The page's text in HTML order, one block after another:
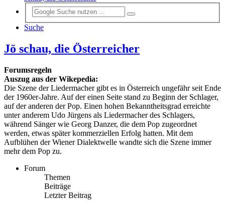
Suche
Jö schau, die Österreicher
Forumsregeln
Auszug aus der Wikepedia:
Die Szene der Liedermacher gibt es in Österreich ungefähr seit Ende
der 1960er-Jahre. Auf der einen Seite stand zu Beginn der Schlager,
auf der anderen der Pop. Einen hohen Bekanntheitsgrad erreichte
unter anderem Udo Jürgens als Liedermacher des Schlagers,
während Sänger wie Georg Danzer, die dem Pop zugeordnet
werden, etwas später kommerziellen Erfolg hatten. Mit dem
Aufblühen der Wiener Dialektwelle wandte sich die Szene immer
mehr dem Pop zu.
Forum
Themen
Beiträge
Letzter Beitrag